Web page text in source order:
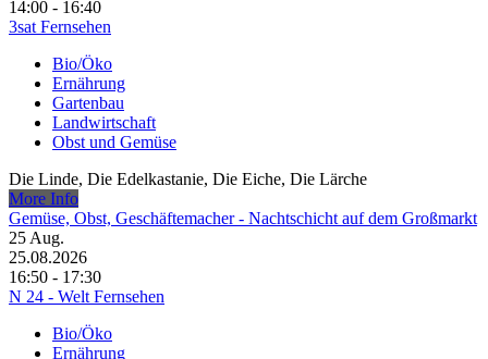
14:00 - 16:40
3sat Fernsehen
Bio/Öko
Ernährung
Gartenbau
Landwirtschaft
Obst und Gemüse
Die Linde, Die Edelkastanie, Die Eiche, Die Lärche
More Info
Gemüse, Obst, Geschäftemacher - Nachtschicht auf dem Großmarkt
25 Aug.
25.08.2026
16:50 - 17:30
N 24 - Welt Fernsehen
Bio/Öko
Ernährung